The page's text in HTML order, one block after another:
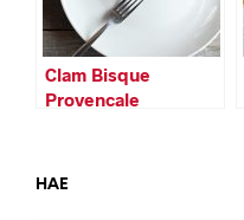
Clam Bisque
Provencale
HAE